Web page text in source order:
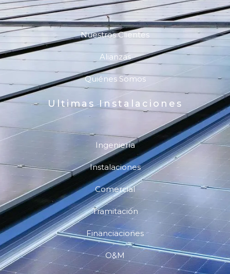
Nuestros Clientes
Alianzas
Quiénes Somos
Ultimas Instalaciones
Ingeniería
Instalaciones
Comercial
Tramitación
Financiaciones
O&M